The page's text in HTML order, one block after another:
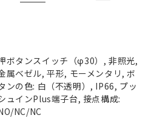
ボタンスイッチ（φ30）, 非照光,
属ベゼル, 平形, モーメンタリ, ボ
ンの色: 白（不透明）, IP66, プッ
ュインPlus端子台, 接点構成:
NC/NC